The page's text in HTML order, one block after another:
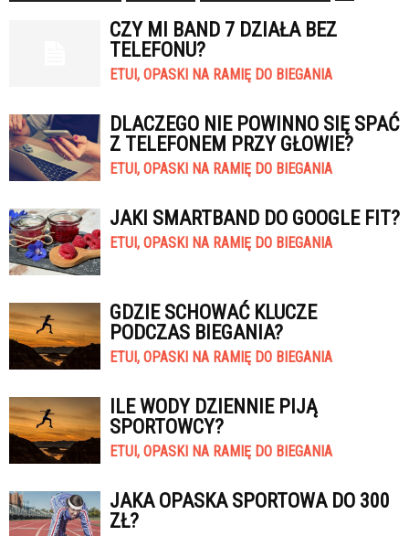
CZY MI BAND 7 DZIAŁA BEZ
TELEFONU?
ETUI, OPASKI NA RAMIĘ DO BIEGANIA
DLACZEGO NIE POWINNO SIĘ SPAĆ
Z TELEFONEM PRZY GŁOWIE?
ETUI, OPASKI NA RAMIĘ DO BIEGANIA
JAKI SMARTBAND DO GOOGLE FIT?
ETUI, OPASKI NA RAMIĘ DO BIEGANIA
GDZIE SCHOWAĆ KLUCZE
PODCZAS BIEGANIA?
ETUI, OPASKI NA RAMIĘ DO BIEGANIA
ILE WODY DZIENNIE PIJĄ
SPORTOWCY?
ETUI, OPASKI NA RAMIĘ DO BIEGANIA
JAKA OPASKA SPORTOWA DO 300
ZŁ?